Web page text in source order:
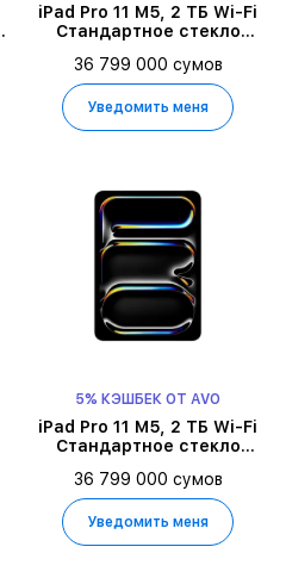
iPad Pro 11 M5, 2 ТБ Wi-Fi
Стандартное стекло
36 799 000 сумов
Уведомить меня
5% КЭШБЕК ОТ AVO
iPad Pro 11 M5, 2 ТБ Wi-Fi
Стандартное стекло
36 799 000 сумов
Уведомить меня